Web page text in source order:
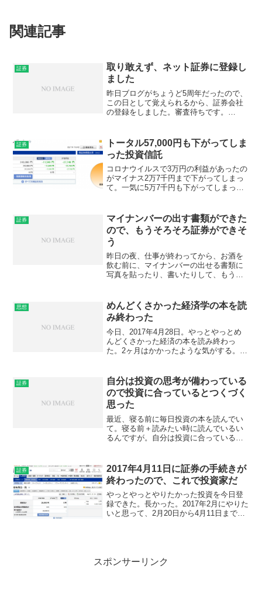
関連記事
証券
取り敢えず、ネット証券に登録し
ました
昨日ブログがちょうど5周年だったので、
この日として覚えられるから、証券会社
の登録をしました。審査待ちです。
大変で、...
証券
トータル57,000円も下がってしま
った投資信託
コロナウイルスで3万円の利益があったの
がマイナス2万7千円まで下がってしまっ
て。一気に5万7千円も下がってしまっ
も、すべてが全滅してしまったので。本
当にリスクが大きくて...
証券
マイナンバーの出す書類ができた
ので、もうそろそろ証券ができそ
う
昨日の夜、仕事が終わってから、お酒を
飲む前に、マイナンバーの出せる書類に
写真を貼ったり、書いたりして、もう出
そうだ。マイナンバー制度になってか
ら、証券会社はマイナンバー...
思想
めんどくさかった経済学の本を読
み終わった
今日、2017年4月28日。やっとやっとめ
んどくさかった経済の本を読み終わっ
た。2ヶ月はかかったような気がする。
で...
証券
自分は投資の思考が備わっている
ので投資に合っているとつくづく
思った
最近、寝る前に毎日投資の本を読んでい
て。寝る前＋読みたい時に読んでいるい
るんですが。自分は投資に合っていると
イトなどそういったパソコン関係の本を
読んでいたも、面白い...
証券
2017年4月11日に証券の手続きが
終わったので、これで投資家だ
やっとやっとやりたかった投資を今日登
録できた。長かった。2017年2月にやりた
いと思って、2月20日から4月11日まで掛
スポンサーリンク